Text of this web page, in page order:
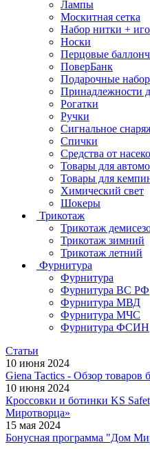
Лампы
Москитная сетка
Набор нитки +
Носки
Перцовые
ПоверБанк
Подарочные
Принадлежности
Рогатки
Ручки
Сигнальное
Спички
Средства от
Товары для
Товары для
Химический свет
Шокеры
Трикотаж
Трикотаж
Трикотаж зимний
Трикотаж летний
Фурнитура
Фурнитура
Фурнитура ВС РФ
Фурнитура МВД
Фурнитура МЧС
Фурнитура ФСИН
Статьи
10 июня 2024
Giena Tactics - Обзор товаров
10 июня 2024
Кроссовки и ботинки KS
Миротворца»
15 мая 2024
Бонусная программа "Дом